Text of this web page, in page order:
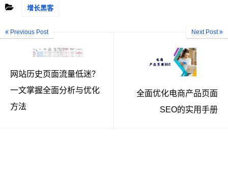
增长黑客
Previous Post
网站历史页面流量低迷？
一文掌握全面分析与优化
方法
Next Post
全面优化电商产品页面
SEO的实用手册